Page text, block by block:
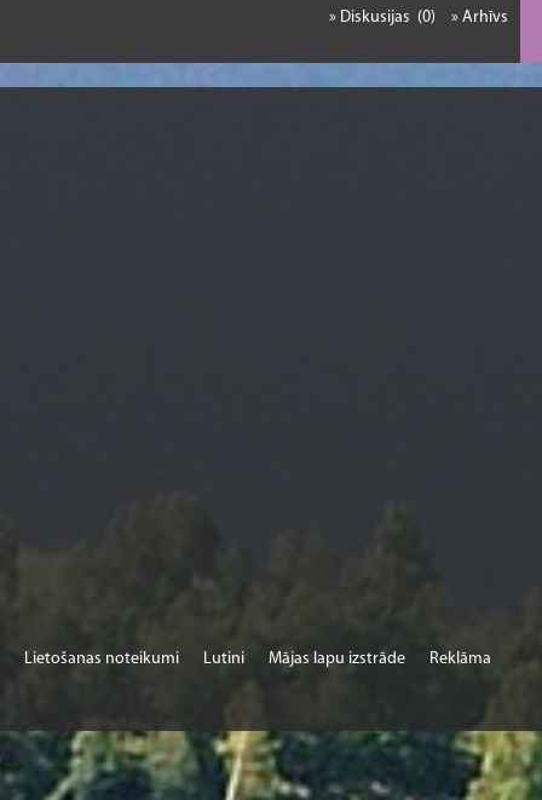
» Arhīvs
» Diskusijas (0)
Lietošanas noteikumi Lutini Mājas lapu izstrāde Reklāma